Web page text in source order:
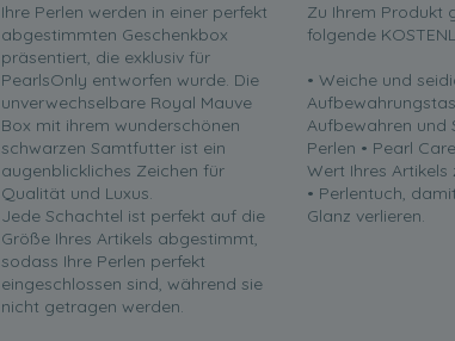
Ihre Perlen werden in einer perfekt
abgestimmten Geschenkbox
präsentiert, die exklusiv für
PearlsOnly entworfen wurde. Die
unverwechselbare Royal Mauve
Box mit ihrem wunderschönen
schwarzen Samtfutter ist ein
augenblickliches Zeichen für
Qualität und Luxus.
Jede Schachtel ist perfekt auf die
Größe Ihres Artikels abgestimmt,
sodass Ihre Perlen perfekt
eingeschlossen sind, während sie
nicht getragen werden.
Zu Ihrem Produkt
folgende
• Weiche und
Aufbewahren und
Perlen • Pearl
Wert Ihres Artikels
• Perlentuch,
Glanz verlieren.